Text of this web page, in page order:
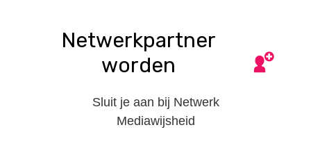
Netwerkpartner
worden
Sluit je aan bij Netwerk
Mediawijsheid